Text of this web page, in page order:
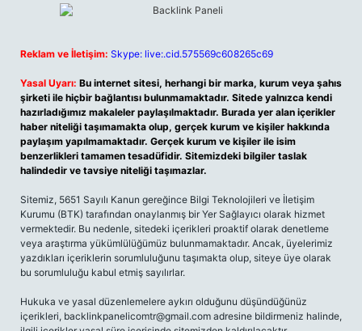
Reklam ve İletişim: Skype: live:.cid.575569c608265c69
Yasal Uyarı: Bu internet sitesi, herhangi bir marka, kurum veya şahıs
şirketi ile hiçbir bağlantısı bulunmamaktadır. Sitede yalnızca kendi
hazırladığımız makaleler paylaşılmaktadır. Burada yer alan içerikler
haber niteliği taşımamakta olup, gerçek kurum ve kişiler hakkında
paylaşım yapılmamaktadır. Gerçek kurum ve kişiler ile isim
benzerlikleri tamamen tesadüfidir. Sitemizdeki bilgiler taslak
halindedir ve tavsiye niteliği taşımazlar.
Sitemiz, 5651 Sayılı Kanun gereğince Bilgi Teknolojileri ve İletişim
Kurumu (BTK) tarafından onaylanmış bir Yer Sağlayıcı olarak hizmet
vermektedir. Bu nedenle, sitedeki içerikleri proaktif olarak denetleme
veya araştırma yükümlülüğümüz bulunmamaktadır. Ancak, üyelerimiz
yazdıkları içeriklerin sorumluluğunu taşımakta olup, siteye üye olarak
bu sorumluluğu kabul etmiş sayılırlar.
Hukuka ve yasal düzenlemelere aykırı olduğunu düşündüğünüz
içerikleri, backlinkpanelicomtr@gmail.com adresine bildirmeniz halinde,